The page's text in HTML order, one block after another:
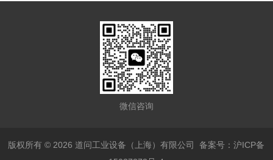
微信咨询
版权所有 © 2026 道问工业设备（上海）有限公司备案号：沪ICP备